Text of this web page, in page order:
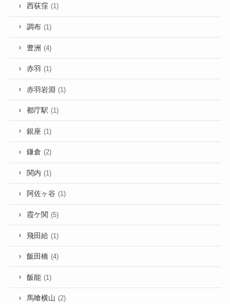
西荻窪 (1)
調布 (1)
豊洲 (4)
赤羽 (1)
赤羽岩淵 (1)
都庁駅 (1)
銀座 (1)
鎌倉 (2)
関内 (1)
阿佐ヶ谷 (1)
霞ケ関 (5)
飛田給 (1)
飯田橋 (4)
飯能 (1)
馬喰横山 (2)